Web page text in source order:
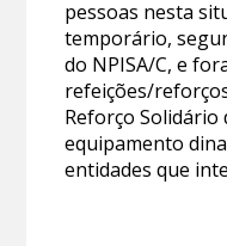
pessoas nesta
temporário,
do NPISA/C, e
refeições/
Reforço Solidário
equipamento
entidades que